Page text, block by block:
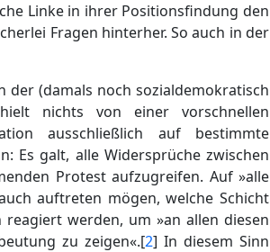
Linke in ihrer Positionsfindung den
Fragen hinterher. So auch in der
der (damals noch sozialdemokratisch
nichts von einer vorschnellen
ausschließlich auf bestimmte
Es galt, alle Widersprüche zwischen
Protest aufzugreifen. Auf »alle
auftreten mögen, welche Schicht
werden, um »an allen diesen
zu zeigen«.[2] In diesem Sinn